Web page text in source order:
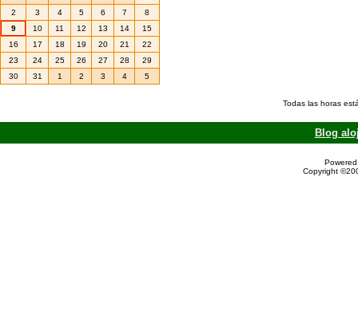
2
3 4 5 6 7
8
9
10 11 12 13 14
15
16
17 18 19 20 21
22
23
24 25 26 27 28
29
30
31 1 2 3 4 5
Todas las horas
Blog
Copyright